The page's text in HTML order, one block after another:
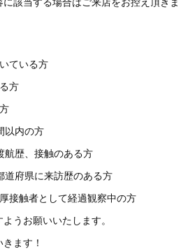
ている方
方
以内の方
航歴、接触のある方
府県に来訪歴のある方
接触者として経過観察中の方
うお願いいたします。
ます！